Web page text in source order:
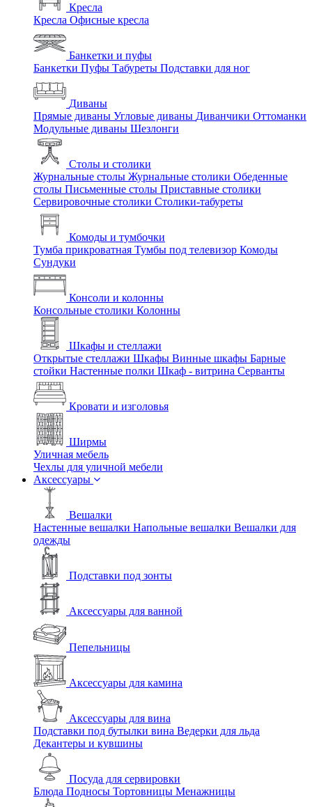
Кресла
Кресла Офисные кресла
Банкетки и пуфы
Банкетки Пуфы Табуреты Подставки для ног
Диваны
Прямые диваны Угловые диваны Диванчики Оттоманки
Модульные диваны Шезлонги
Столы и столики
Журнальные столы Журнальные столики Обеденные
столы Письменные столы Приставные столики
Сервировочные столики Столики-табуреты
Комоды и тумбочки
Тумба прикроватная Тумбы под телевизор Комоды
Сундуки
Консоли и колонны
Консольные столики Колонны
Шкафы и стеллажи
Открытые стеллажи Шкафы Винные шкафы Барные
стойки Настенные полки Шкаф - витрина Серванты
Кровати и изголовья
Ширмы
Уличная мебель
Чехлы для уличной мебели
Аксессуары
Вешалки
Настенные вешалки Напольные вешалки Вешалки для
одежды
Подставки под зонты
Аксессуары для ванной
Пепельницы
Аксессуары для камина
Аксессуары для вина
Подставки под бутылки вина Ведерки для льда
Декантеры и кувшины
Посуда для сервировки
Блюда Подносы Тортовницы Менажницы